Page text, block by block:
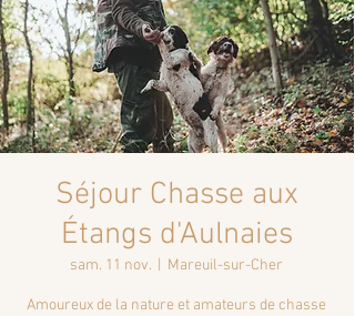
Séjour Chasse aux
Étangs d'Aulnaies
sam. 11 nov. Mareuil-sur-Cher
Amoureux de la nature et amateurs de chasse